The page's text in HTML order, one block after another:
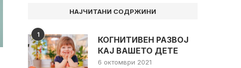
ПРОЧИТАВМЕ ЗА ВАС: „КАКО ДА
НАЈЧИТАНИ СОДРЖИНИ
1
КОГНИТИВЕН РАЗВОЈ
КАЈ ВАШЕТО ДЕТЕ
6 октомври 2021